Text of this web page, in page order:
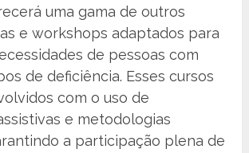
uma gama de outros
e workshops adaptados para
de pessoas com
de deficiência. Esses cursos
com o uso de
e metodologias
a participação plena de